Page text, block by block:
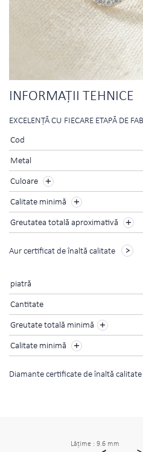
INFORMAŢII TEHNICE
EXCELENŢĂ CU FIECARE ETAPĂ DE
Cod
Metal
Culoare
Calitate minimă
Greutatea totală aproximativă
Aur certificat de înaltă calitate
piatră
Cantitate
Greutate totală minimă +
Calitate minimă +
Diamante certificate de înaltă calitate
Lăţime : 9.6 mm